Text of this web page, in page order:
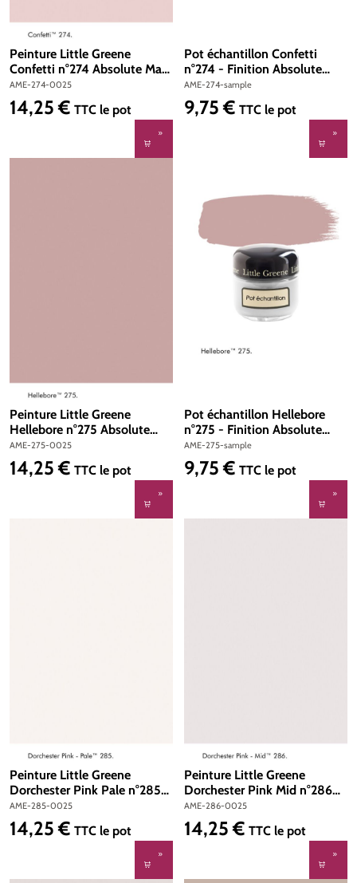
Peinture Little Greene
Confetti n°274 Absolute Matt
Emulsion 250 ml
AME-274-0025
Prix régulier :
14,25 € TTC le pot
Pot échantillon Confetti
n°274 - Finition Absolute
Matt Emulsion
AME-274-sample
Prix régulier :
9,75 € TTC le pot
Peinture Little Greene
Hellebore n°275 Absolute
Matt Emulsion 250 ml
AME-275-0025
Prix régulier :
14,25 € TTC le pot
Pot échantillon Hellebore
n°275 - Finition Absolute
Matt Emulsion
AME-275-sample
Prix régulier :
9,75 € TTC le pot
Peinture Little Greene
Dorchester Pink Pale n°285
Absolute Matt Emulsion 250
ml
AME-285-0025
Prix régulier :
14,25 € TTC le pot
Peinture Little Greene
Dorchester Pink Mid n°286
Absolute Matt Emulsion 250
ml
AME-286-0025
Prix régulier :
14,25 € TTC le pot